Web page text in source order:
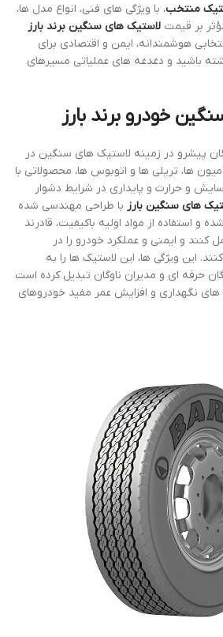
منتخب، با ویژگی ‌های فنی، انواع مدل ‌ها،
بر قیمت لاستیک‌ های سنگین برند بارز
هوشمندانه، ایمن و اقتصادی برای
باشید و دغدغه‌ های عملیاتی مسیرهای
خودرو برند بارز
پیشرو در زمینه لاستیک‌ های سنگین در
‌ها، تریلی ‌ها و اتوبوس ‌ها، محصولاتی با
سایش و حرارت و پایداری در شرایط دشوار
‌های سنگین بارز با طراحی مهندسی ‌شده
و استفاده از مواد اولیه باکیفیت، قادرند
کنند و ایمنی و عملکرد خودرو را در
این ویژگی ‌ها، این لاستیک ‌ها را به
حرفه‌ ای و مدیران ناوگان تبدیل کرده است
نگهداری و افزایش عمر مفید خودروهای